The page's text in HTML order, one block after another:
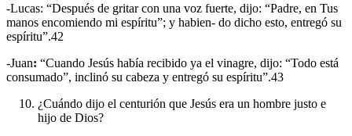
-Lucas: “Después de gritar con una voz fuerte, dijo: “Padre, en Tus
manos encomiendo mi espíritu”; y habien- do dicho esto, entregó su
espíritu”.42
-Juan: “Cuando Jesús había recibido ya el vinagre, dijo: “Todo está
consumado”, inclinó su cabeza y entregó su espíritu”.43
¿Cuándo dijo el centurión que Jesús era un hombre justo e
hijo de Dios?